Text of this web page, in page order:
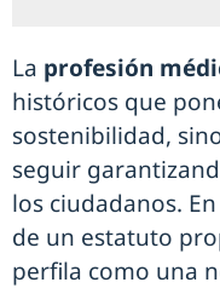
La profesión
históricos que
sostenibilidad,
seguir
los ciudadanos.
de un estatuto
perfila como una